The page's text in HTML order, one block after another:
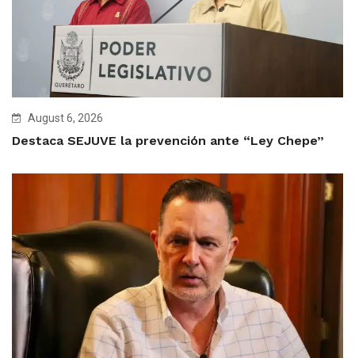
August 6, 2026
Destaca SEJUVE la prevención ante “Ley Chepe”